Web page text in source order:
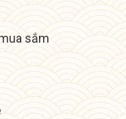
sắm